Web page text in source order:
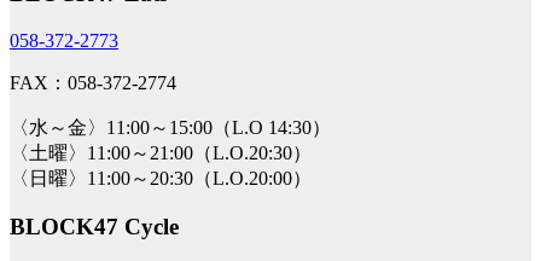
058-372-2773
FAX：058-372-2774
〈水～金〉11:00～15:00（L.O 14:30）
〈土曜〉11:00～21:00（L.O.20:30）
〈日曜〉11:00～20:30（L.O.20:00）
BLOCK47 Cycle